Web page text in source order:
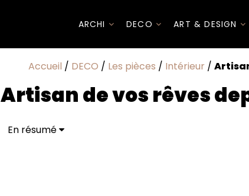
ARCHI DECO ART & DESIGN
Accueil / DECO / Les pièces / Intérieur /
Artisan de vos rêves
En résumé